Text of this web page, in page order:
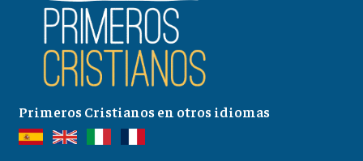
Primeros Cristianos en otros idiomas